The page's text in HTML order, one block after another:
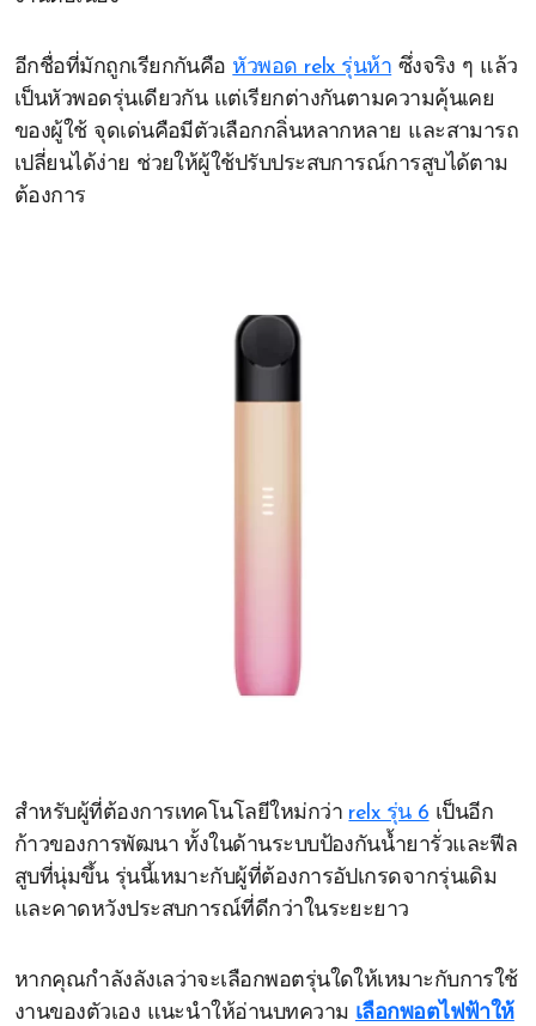
อีกชื่อที่มักถูกเรียกกันคือ หัวพอด relx รุ่นห้า ซึ่งจริง ๆ แล้ว
เป็นหัวพอดรุ่นเดียวกัน แต่เรียกต่างกันตามความคุ้นเคย
ของผู้ใช้ จุดเด่นคือมีตัวเลือกกลิ่นหลากหลาย และสามารถ
เปลี่ยนได้ง่าย ช่วยให้ผู้ใช้ปรับประสบการณ์การสูบได้ตาม
ต้องการ
สำหรับผู้ที่ต้องการเทคโนโลยีใหม่กว่า relx รุ่น 6 เป็นอีก
ก้าวของการพัฒนา ทั้งในด้านระบบป้องกันน้ำยารั่วและฟีล
สูบที่นุ่มขึ้น รุ่นนี้เหมาะกับผู้ที่ต้องการอัปเกรดจากรุ่นเดิม
และคาดหวังประสบการณ์ที่ดีกว่าในระยะยาว
หากคุณกำลังลังเลว่าจะเลือกพอตรุ่นใดให้เหมาะกับการใช้
งานของตัวเอง แนะนำให้อ่านบทความ เลือกพอตไฟฟ้าให้